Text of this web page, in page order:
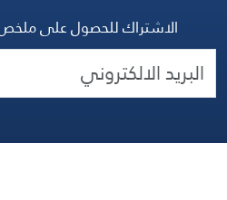
الاشتراك للحصول على